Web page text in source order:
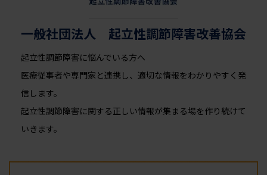
一般社団法人 起立性調節障害改善協会
起立性調節障害に悩んでいる方へ
医療従事者や専門家と連携し、適切な情報をわかりやすく発
信します。
起立性調節障害に関する正しい情報が集まる場を作り続けて
いきます。